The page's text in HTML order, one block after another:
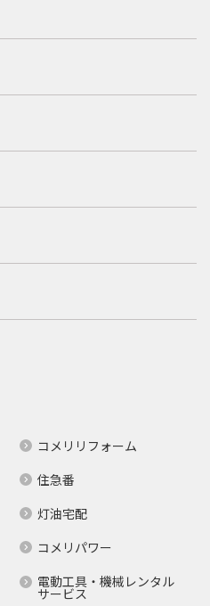
コメリリフォーム
住急番
灯油宅配
コメリパワー
電動工具・機械レンタル
サービス